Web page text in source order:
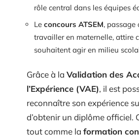
rôle central dans les équipes
Le concours ATSEM,
travailler en maternelle, attire
souhaitent agir en milieu
Grâce à la Validation des
l’Expérience (VAE), il est
reconnaître son expérience
d’obtenir un diplôme officiel.
tout comme la formation